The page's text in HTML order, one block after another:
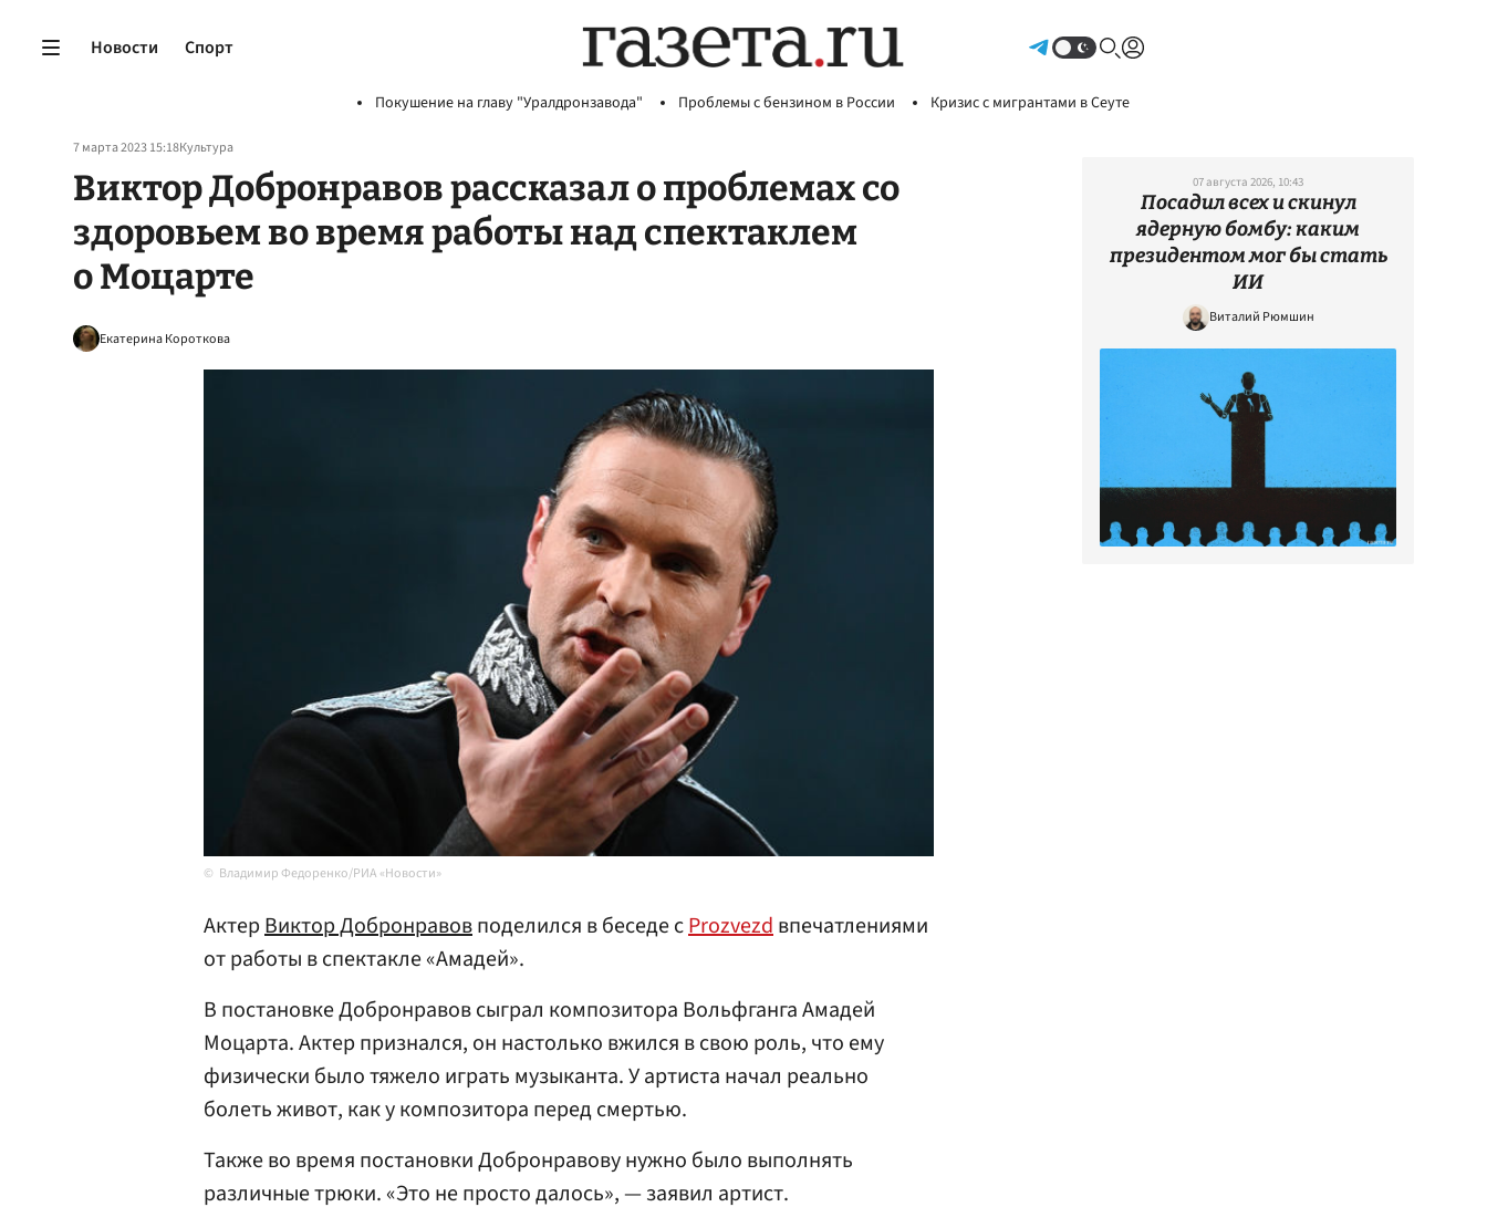
Новости Спорт
Покушение на главу "Уралдронзавода" Проблемы с бензином в России Кризис с мигрантами в Сеуте
7 марта 2023 15:18Культура
Виктор Добронравов рассказал о проблемах со
здоровьем во время работы над спектаклем
о Моцарте
Екатерина Короткова
Владимир Федоренко/РИА «Новости»
АктерВиктор Добронравовподелился в беседе сProzvezdвпечатлениями
от работы в спектакле «Амадей».
В постановке Добронравов сыграл композитора Вольфганга Амадей
Моцарта. Актер признался, он настолько вжился в свою роль, что ему
физически было тяжело играть музыканта. У артиста начал реально
болеть живот, как у композитора перед смертью.
Также во время постановки Добронравову нужно было выполнять
различные трюки. «Это не просто далось», — заявил артист.
07 августа 2026, 10:43
Посадил всех и скинул
ядерную бомбу: каким
президентом мог бы стать
ИИ
Виталий Рюмшин